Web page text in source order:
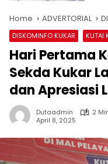
Home ADVERTORIAL
DISKOMINFO KUKAR KUTAI
Hari Pertama
Sekda Kukar
dan Apresiasi
Dutaadmin
2
April 8, 2025